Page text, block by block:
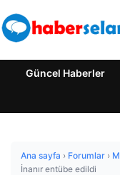
Güncel Haberler
Ana sayfa › Forumlar ›
İnanır entübe edildi